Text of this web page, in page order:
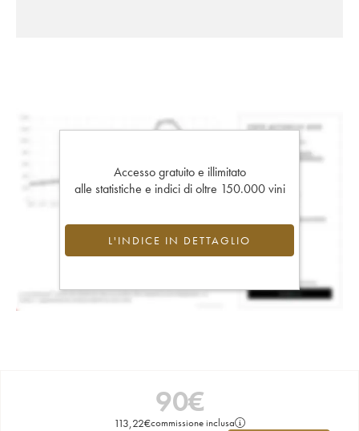
Accesso gratuito e illimitato
alle statistiche e indici di oltre 150.000 vini
L'INDICE IN DETTAGLIO
90€
113,22€commissione inclusa